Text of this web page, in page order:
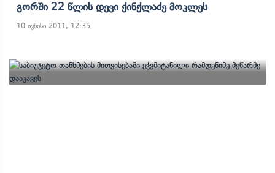
Გორში 22 Წლის Დევი Ქინქლაძე Მოკლეს
10 ივნისი 2011, 12:35